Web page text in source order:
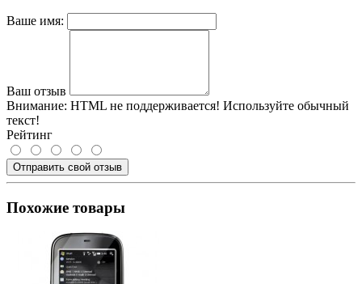
Ваше имя:
Ваш отзыв
Внимание: HTML не поддерживается! Используйте обычный
текст!
Рейтинг
Отправить свой отзыв
Похожие товары